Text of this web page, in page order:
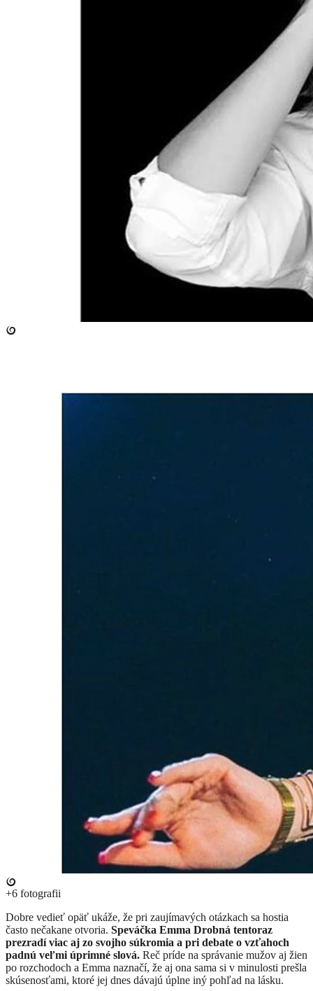
+6 fotografii
Dobre vedieť opäť ukáže, že pri zaujímavých otázkach sa hostia
často nečakane otvoria. Speváčka Emma Drobná tentoraz
prezradí viac aj zo svojho súkromia a pri debate o vzťahoch
padnú veľmi úprimné slová. Reč príde na správanie mužov aj žien
po rozchodoch a Emma naznačí, že aj ona sama si v minulosti prešla
skúsenosťami, ktoré jej dnes dávajú úplne iný pohľad na lásku.